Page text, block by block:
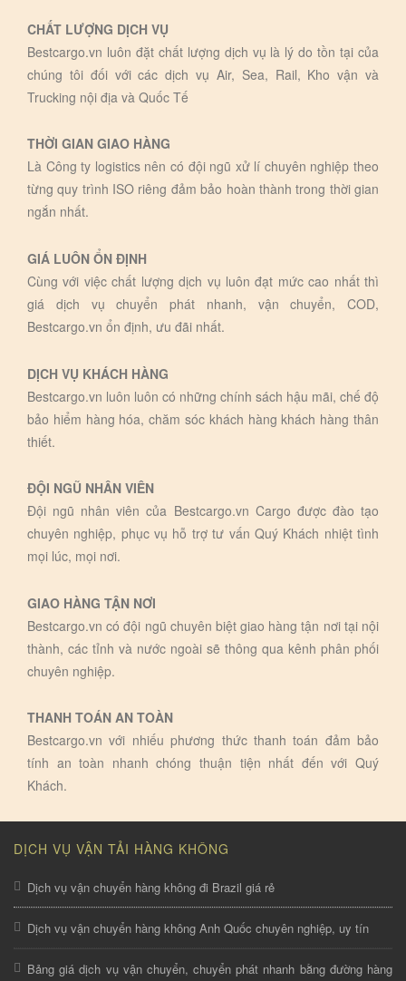
CHẤT LƯỢNG DỊCH VỤ
Bestcargo.vn luôn đặt chất lượng dịch vụ là lý do tồn tại của
chúng tôi đối với các dịch vụ Air, Sea, Rail, Kho vận và
Trucking nội địa và Quốc Tế
THỜI GIAN GIAO HÀNG
Là Công ty logistics nên có đội ngũ xử lí chuyên nghiệp theo
từng quy trình ISO riêng đảm bảo hoàn thành trong thời gian
ngắn nhất.
GIÁ LUÔN ỔN ĐỊNH
Cùng với việc chất lượng dịch vụ luôn đạt mức cao nhất thì
giá dịch vụ chuyển phát nhanh, vận chuyển, COD,
Bestcargo.vn ổn định, ưu đãi nhất.
DỊCH VỤ KHÁCH HÀNG
Bestcargo.vn luôn luôn có những chính sách hậu mãi, chế độ
bảo hiểm hàng hóa, chăm sóc khách hàng khách hàng thân
thiết.
ĐỘI NGŨ NHÂN VIÊN
Đội ngũ nhân viên của Bestcargo.vn Cargo được đào tạo
chuyên nghiệp, phục vụ hỗ trợ tư vấn Quý Khách nhiệt tình
mọi lúc, mọi nơi.
GIAO HÀNG TẬN NƠI
Bestcargo.vn có đội ngũ chuyên biệt giao hàng tận nơi tại nội
thành, các tỉnh và nước ngoài sẽ thông qua kênh phân phối
chuyên nghiệp.
THANH TOÁN AN TOÀN
Bestcargo.vn với nhiếu phương thức thanh toán đảm bảo
tính an toàn nhanh chóng thuận tiện nhất đến với Quý
Khách.
DỊCH VỤ VẬN TẢI HÀNG KHÔNG
Dịch vụ vận chuyển hàng không đi Brazil giá rẻ
Dịch vụ vận chuyển hàng không Anh Quốc chuyên nghiệp, uy tín
Bảng giá dịch vụ vận chuyển, chuyển phát nhanh bằng đường hàng